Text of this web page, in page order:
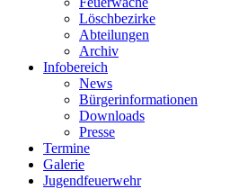
Löschbezirke
Abteilungen
Archiv
Infobereich
News
Bürgerinformationen
Downloads
Presse
Termine
Galerie
Jugendfeuerwehr